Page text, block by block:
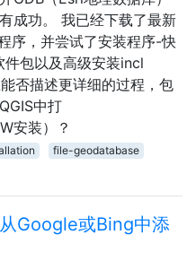
成功。 我已经下载了最新
序，并尝试了安装程序-快
包以及高级安装incl
否描述更详细的过程，包
中打
安装）？
file-geodatabase
Google或Bing中添